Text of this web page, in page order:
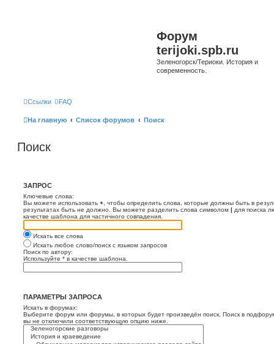
Форум
terijoki.spb.ru
Зеленогорск/Териоки. История и
современность.
Ссылки FAQ
На главную Список форумов Поиск
Поиск
ЗАПРОС
Ключевые слова:
Вы можете использовать + , чтобы определить слова, которые должны быть в
результатах быть не должно. Вы можете разделить слова символом | для поиска
качестве шаблона для частичного совпадения.
Искать все слова
Искать любое слово/поиск с языком запросов
Поиск по автору:
Используйте * в качестве шаблона.
ПАРАМЕТРЫ ЗАПРОСА
Искать в форумах:
Выберите форум или форумы, в которых будет произведён поиск. Поиск в
вы не отключили соответствующую опцию ниже.